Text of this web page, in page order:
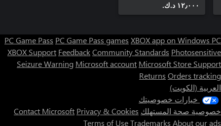
١٢٫٠٠٠ د.ك.‏
PC Game Pass PC Game Pass games XBOX app on Windows PC
XBOX Support FeedbackCommunity Standards Photosensitive
Seizure Warning Microsoft account Microsoft Store Support
Returns Orders tracking
العربية (الكويت)
خيارات خصوصيتك
خصوصية صحة المستهلك
Contact Microsoft Privacy & Cookies
Terms of UseTrademarks About our ads